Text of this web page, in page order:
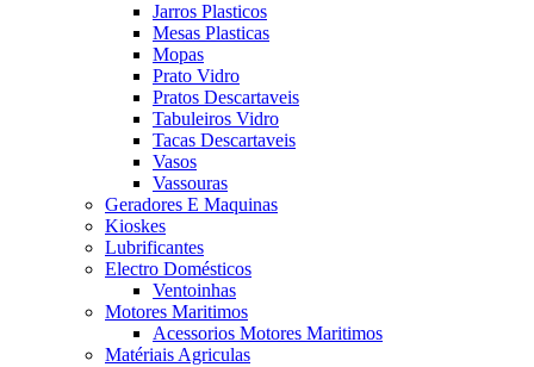
Jarros Plasticos
Mesas Plasticas
Mopas
Prato Vidro
Pratos Descartaveis
Tabuleiros Vidro
Tacas Descartaveis
Vasos
Vassouras
Geradores E Maquinas
Kioskes
Lubrificantes
Electro Domésticos
Ventoinhas
Motores Maritimos
Acessorios Motores Maritimos
Matériais Agriculas